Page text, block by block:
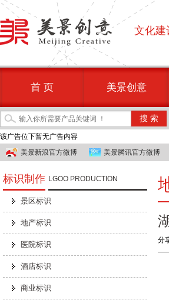
文化建
首 页 美景创意
该广告位下暂无广告内容
美景新浪官方微博
美景腾讯官方微博
标识制作 LGOO PRODUCTION
景区标识
地产标识
医院标识
酒店标识
商业标识
分